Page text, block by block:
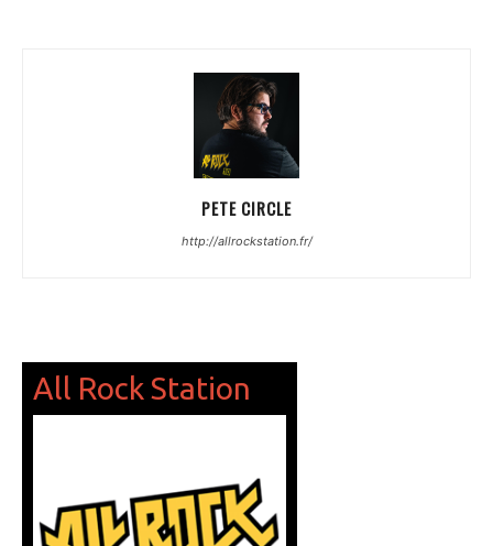
PETE CIRCLE
http://allrockstation.fr/